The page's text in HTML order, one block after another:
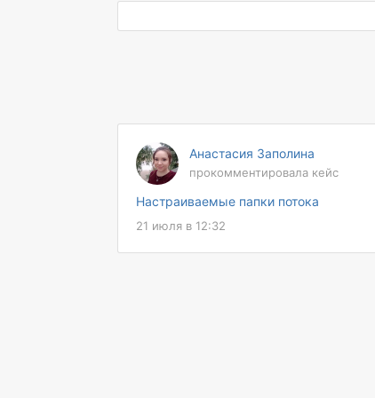
распознавания реквизитов
Анастасия Заполина
прокомментировала кейс
Настраиваемые папки потока
21 июля в 12:32